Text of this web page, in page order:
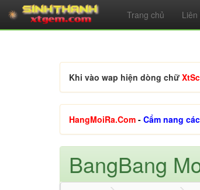
Trang chủ Liên
Khi vào wap hiện dòng chữ
HangMoiRa.Com - Cẩm nang
BangBang